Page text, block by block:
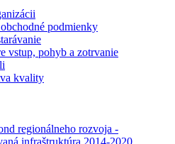
podmienky
vstup, pohyb a zotrvanie
kvality
regionálneho rozvoja -
infraštruktúra 2014-2020